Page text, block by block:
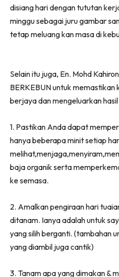
Video
Beli Di Mana
Buat Sendiri
Ilham Impiana
Impiana TV
Casa Impiana
Lahar Dekor
Sembang Dekor
Sembang Laman
Hub
disiang hari dengan tututan
minggu sebagai juru gambar
tetap meluang kan masa di
Selain itu juga, En. Mohd
BERKEBUN untuk memastikan
berjaya dan mengeluarkan
1. Pastikan Anda dapat
hanya beberapa minit setiap
baja organik serta
ke semasa.
2. Amalkan pengiraan hari
ditanam. Ianya adalah untuk
yang silih berganti. (tambahan
yang diambil juga cantik)
3. Tanam apa yang dimakan &